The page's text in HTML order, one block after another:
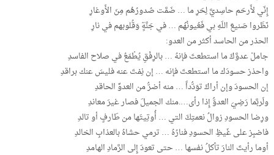
إِنّي لأَرحَم حاسِديَّ لِحَرِ ما … ضَمَّت صُدورُهُم مِنَ الأَوغارِ
نَظَروا صَنيعَ اللَهِ بي فَعُيونُهُم … في جَنَّةٍ وَقُلوبهم في نارِ
الحذر من الحاسد أكثر من العدو:
جاملْ عدوَّكَ ما استطعتَ فإنهُ … بالرِفْقِ يُطْمَعُ في صلاح الفاسدِ
واحذرْ حسودَك ما استطعتَ فإنه … إن نِمْتَ عنه فليسَ عنك براقدِ
إن الحسودَ وإن أراكَ توَدُّداً … منه أضرُّ من العدوِّ الحاقدِ
ولَربَّما رَضِيَ العدوُّ إِذا رأى….منك الجميلَ فصار غيرَ معاندِ
ورِضا الحسودِ زوالُ نعمتِكَ التي … أُوتِيتَها من طَارفٍ أو تالدِ
فاصْبِرْ على غَيظِ الحسودِ فنارُهُ … ترمي حشاهُ بالعذابِ الخالدِ
أوما رأيتَ النارَ تأكلُ نفسها … حتى تعودَ إِلى الرَّمادِ الهامدِ